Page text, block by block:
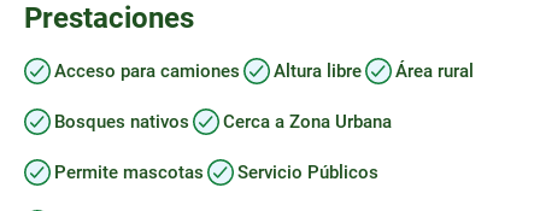
Prestaciones
Acceso para camiones Altura libre Área rural
Bosques nativos Cerca a Zona Urbana
Permite mascotas Servicio Públicos